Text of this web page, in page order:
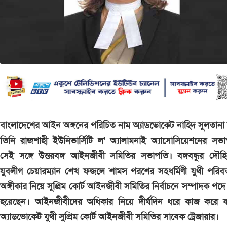
বাংলাদেশের আইন অঙ্গনের পরিচিত নাম অ্যাডভোকেট নাহিদ সুলতানা
তিনি রাজশাহী ইউনিভার্সিটি ল' অ্যালামনাই অ্যাসোসিয়েশনের
সেই সঙ্গে উত্তরবঙ্গ আইনজীবী সমিতির সভাপতি। বঙ্গবন্ধুর
যুবলীগ চেয়ারম্যান শেখ ফজলে শামস পরশের সহধর্মিণী যুথী
অঙ্গীকার নিয়ে সুপ্রিম কোর্ট আইনজীবী সমিতির নির্বাচনে সম্পাদক পদে
হয়েছেন। আইনজীবীদের অধিকার নিয়ে দীর্ঘদিন ধরে কাজ করে
অ্যাডভোকেট যুথী সুপ্রিম কোর্ট আইনজীবী সমিতির সাবেক ট্রেজারার।